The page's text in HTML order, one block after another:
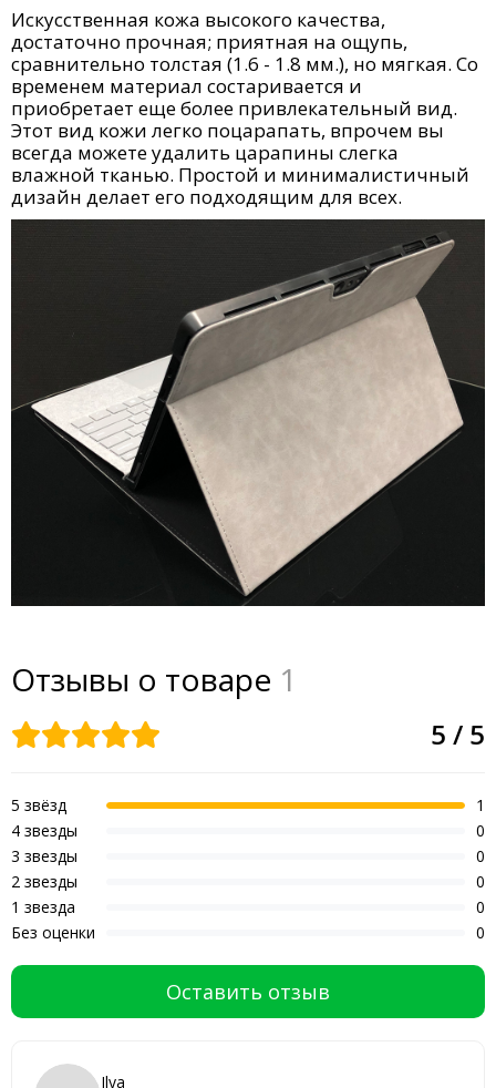
Искусственная кожа высокого качества,
достаточно прочная; приятная на ощупь,
сравнительно толстая (1.6 - 1.8 мм.), но мягкая. Со
временем материал состаривается и
приобретает еще более привлекательный вид.
Этот вид кожи легко поцарапать, впрочем вы
всегда можете удалить царапины слегка
влажной тканью. Простой и минималистичный
дизайн делает его подходящим для всех.
Отзывы о товаре 1
Ilya
5 / 5
5 звёзд
1
4 звезды
0
3 звезды
0
2 звезды
0
1 звезда
0
Без оценки
0
Оставить отзыв